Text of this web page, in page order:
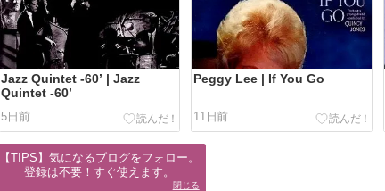
Jazz Quintet -60’ | Jazz
Quintet -60’
5日前
Peggy Lee | If You Go
11日前
【TIPS】気になるブログをフォロー。
登録は不要！すぐ使えます。
閉じる